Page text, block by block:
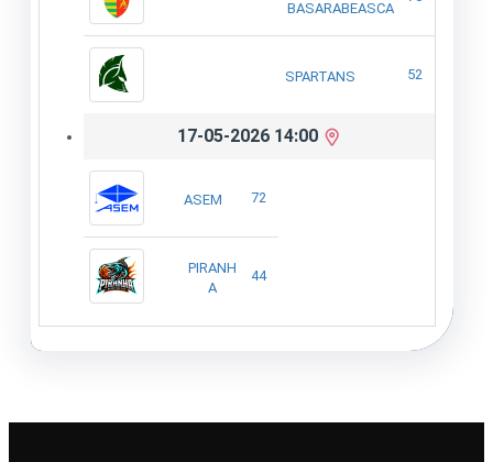
BASARABEASCA
SPARTANS 52
17-05-2026 14:00
ASEM 72
PIRANH
A
44